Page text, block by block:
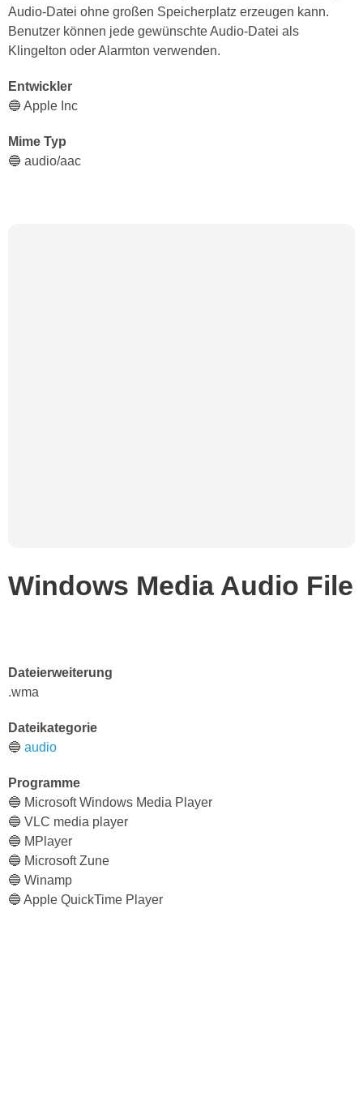
Audio-Datei ohne großen Speicherplatz erzeugen kann.
Benutzer können jede gewünschte Audio-Datei als
Klingelton oder Alarmton verwenden.
Entwickler
🔵 Apple Inc
Mime Typ
🔵 audio/aac
Windows Media Audio File
Dateierweiterung
.wma
Dateikategorie
🔵 audio
Programme
🔵 Microsoft Windows Media Player
🔵 VLC media player
🔵 MPlayer
🔵 Microsoft Zune
🔵 Winamp
🔵 Apple QuickTime Player